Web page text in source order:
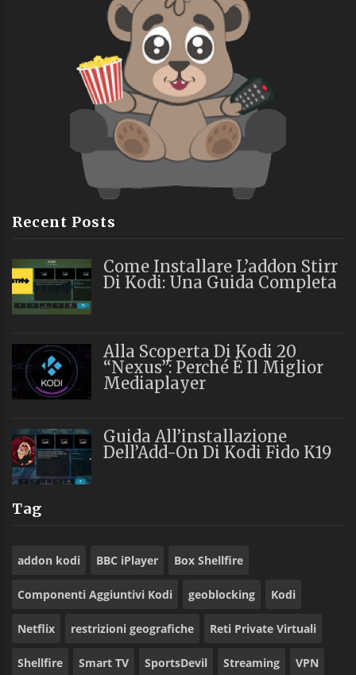
Recent Posts
Come Installare L’addon Stirr
Di Kodi: Una Guida Completa
Alla Scoperta Di Kodi 20
“Nexus”: Perché È Il Miglior
Mediaplayer
Guida All’installazione
Dell’Add-On Di Kodi Fido K19
Tag
addon kodi BBC iPlayer Box Shellfire
Componenti Aggiuntivi Kodi geoblocking Kodi
Netflix restrizioni geografiche Reti Private Virtuali
Shellfire Smart TV SportsDevil Streaming VPN